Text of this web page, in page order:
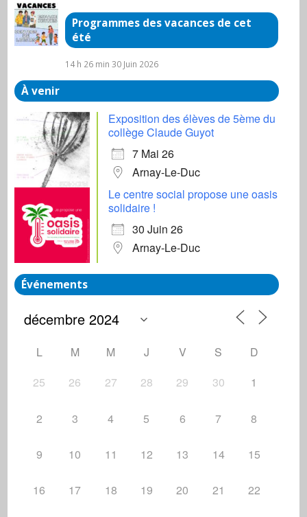
Programmes des vacances de cet
été
14 h 26 min 30 Juin 2026
À venir
Exposition des élèves de 5ème du
collège Claude Guyot
7 Mai 26
Arnay-Le-Duc
Le centre social propose une oasis
solidaire !
30 Juin 26
Arnay-Le-Duc
Événements
L M M J V S
D
25
26 27 28 29 30 1
2 3 4 5 6 7 8
9 10 11 12 13 14 15
16 17 18 19 20 21 22